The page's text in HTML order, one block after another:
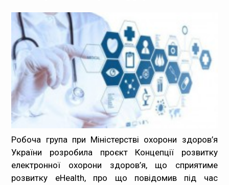
Громадянам
Медпрацівникам
Статистика
Документи
Карта сайта
Робоча група при Міністерстві охорони здоров’я
України розробила проєкт Концепції розвитку
електронної охорони здоров’я, що сприятиме
розвитку eHealth, про що повідомив під час